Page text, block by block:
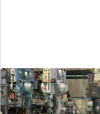
直立ボール盤
メーカー 吉田